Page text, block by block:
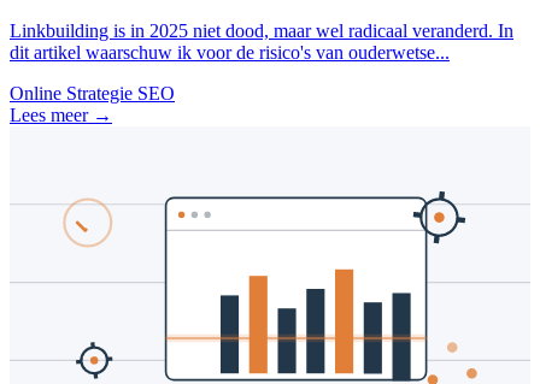
Linkbuilding is in 2025 niet dood, maar wel radicaal veranderd. In
dit artikel waarschuw ik voor de risico's van ouderwetse...
Online Strategie SEO
Lees meer →